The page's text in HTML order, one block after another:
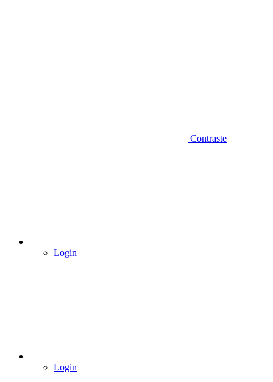
Contraste
Login
Login